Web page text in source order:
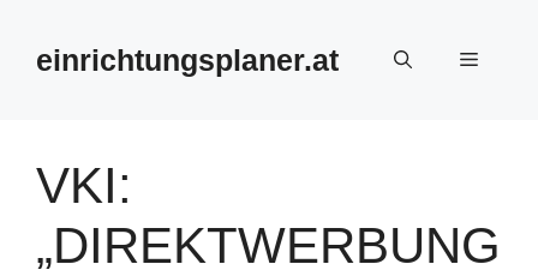
springeneinrichtungsplaner.at Menü
VKI:
„DIREKTWERBUNG